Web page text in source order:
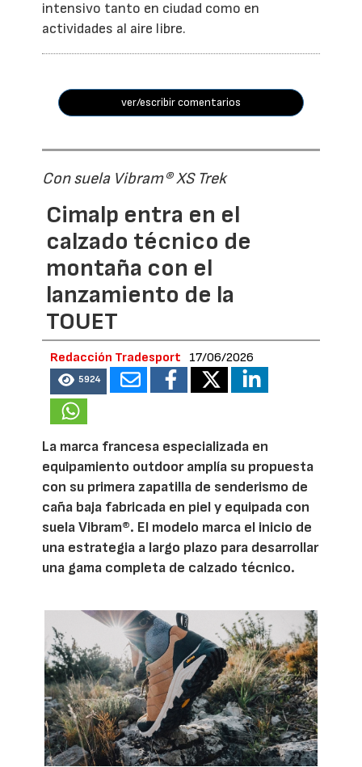
intensivo tanto en ciudad como en
actividades al aire libre.
ver/escribir comentarios
Con suela Vibram® XS Trek
Cimalp entra en el
calzado técnico de
montaña con el
lanzamiento de la
TOUET
Redacción Tradesport 17/06/2026
5924
La marca francesa especializada en
equipamiento outdoor amplía su propuesta
con su primera zapatilla de senderismo de
caña baja fabricada en piel y equipada con
suela Vibram®. El modelo marca el inicio de
una estrategia a largo plazo para desarrollar
una gama completa de calzado técnico.